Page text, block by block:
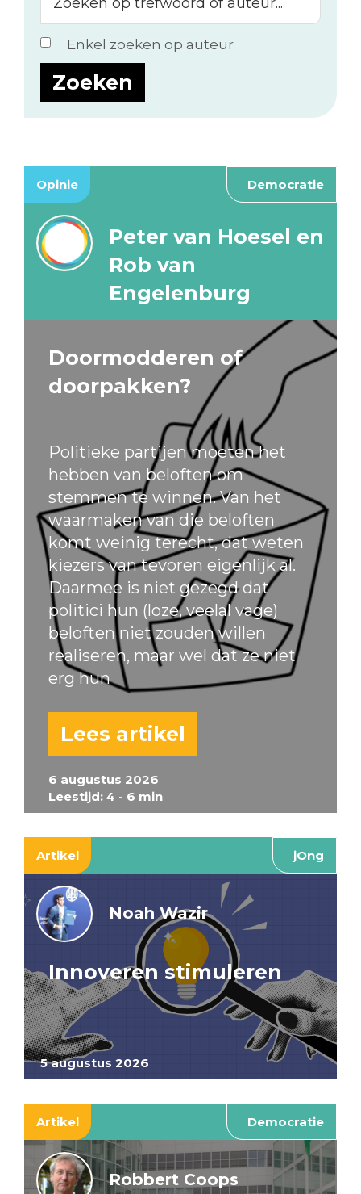
op
trefwoord
of
auteur...
Enkel zoeken op auteur
Opinie Democratie
6 augustus 2026
Leestijd: 4 - 6 min
Peter van Hoesel en
Rob van
Engelenburg
Doormodderen of
doorpakken?
Politieke partijen moeten het
hebben van beloften om
stemmen te winnen. Van het
waarmaken van die beloften
komt weinig terecht, dat weten
kiezers van tevoren eigenlijk al.
Daarmee is niet gezegd dat
politici hun (loze, veelal vage)
beloften niet zouden willen
realiseren, maar wel dat ze niet
erg hun
Lees artikel
Artikel jOng
5 augustus 2026
Noah Wazir
Innoveren stimuleren
Artikel Democratie
Robbert Coops